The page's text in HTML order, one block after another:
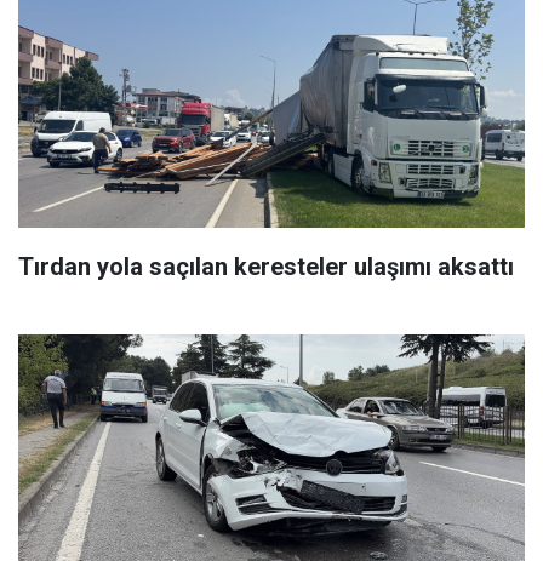
Tırdan yola saçılan keresteler ulaşımı aksattı